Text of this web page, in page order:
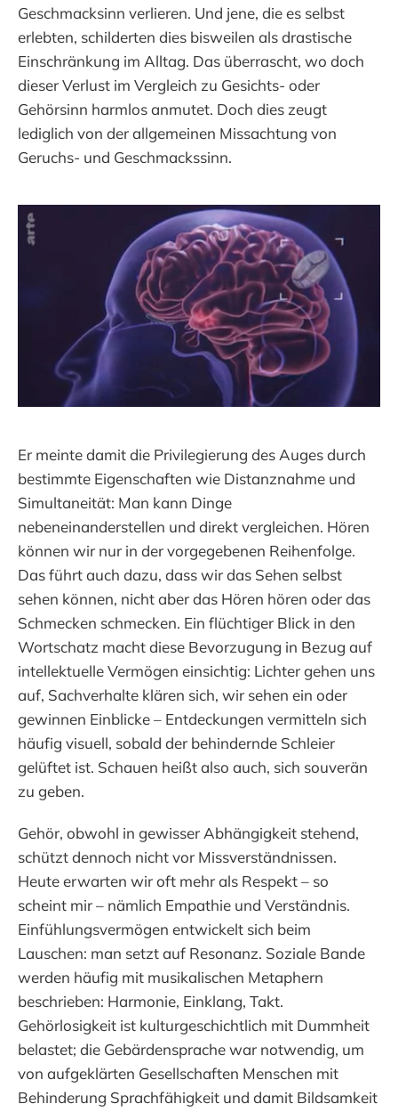
Geschmacksinn verlieren. Und jene, die es selbst
erlebten, schilderten dies bisweilen als drastische
Einschränkung im Alltag. Das überrascht, wo doch
dieser Verlust im Vergleich zu Gesichts- oder
Gehörsinn harmlos anmutet. Doch dies zeugt
lediglich von der allgemeinen Missachtung von
Geruchs- und Geschmackssinn.
Er meinte damit die Privilegierung des Auges durch
bestimmte Eigenschaften wie Distanznahme und
Simultaneität: Man kann Dinge
nebeneinanderstellen und direkt vergleichen. Hören
können wir nur in der vorgegebenen Reihenfolge.
Das führt auch dazu, dass wir das Sehen selbst
sehen können, nicht aber das Hören hören oder das
Schmecken schmecken. Ein flüchtiger Blick in den
Wortschatz macht diese Bevorzugung in Bezug auf
intellektuelle Vermögen einsichtig: Lichter gehen uns
auf, Sachverhalte klären sich, wir sehen ein oder
gewinnen Einblicke – Entdeckungen vermitteln sich
häufig visuell, sobald der behindernde Schleier
gelüftet ist. Schauen heißt also auch, sich souverän
zu geben.
Gehör, obwohl in gewisser Abhängigkeit stehend,
schützt dennoch nicht vor Missverständnissen.
Heute erwarten wir oft mehr als Respekt – so
scheint mir – nämlich Empathie und Verständnis.
Einfühlungsvermögen entwickelt sich beim
Lauschen: man setzt auf Resonanz. Soziale Bande
werden häufig mit musikalischen Metaphern
beschrieben: Harmonie, Einklang, Takt.
Gehörlosigkeit ist kulturgeschichtlich mit Dummheit
belastet; die Gebärdensprache war notwendig, um
von aufgeklärten Gesellschaften Menschen mit
Behinderung Sprachfähigkeit und damit Bildsamkeit